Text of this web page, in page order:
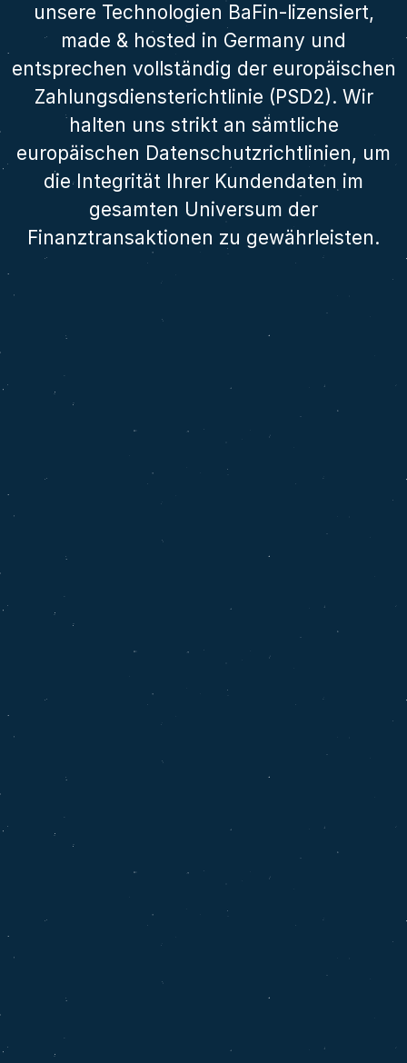
unsere Technologien BaFin-lizensiert,
made & hosted in Germany und
entsprechen vollständig der europäischen
Zahlungsdiensterichtlinie (PSD2). Wir
halten uns strikt an sämtliche
europäischen Datenschutzrichtlinien, um
die Integrität Ihrer Kundendaten im
gesamten Universum der
Finanztransaktionen zu gewährleisten.